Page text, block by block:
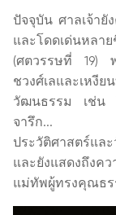
ปัจจุบัน ศาลเจ้ายั
และโดดเด่นหลา
(ศตวรรษที่ 19)
ชวงศ์เลและเหงี
วัฒนธรรม เช่น
จารึก... ทั้งห
ประวัติศาสตร์แล
และยังแสดงถึงค
แม่ทัพผู้ทรงคุณธ